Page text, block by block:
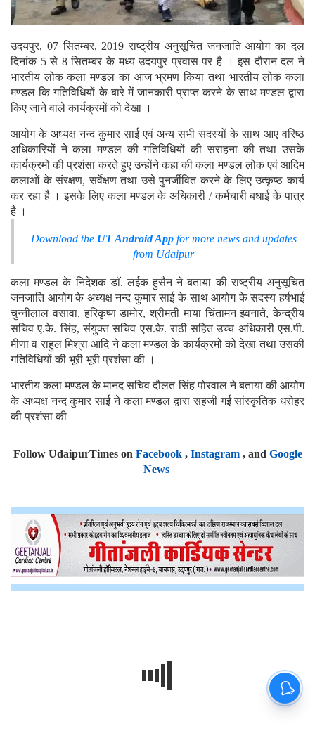
उदयपुर, 07 सितम्बर, 2019 राष्ट्रीय अनुसूचित जनजाति आयोग का दल
दिनांक 5 से 8 सितम्बर के मध्य उदयपुर प्रवास पर है । इस दौरान दल ने
भारतीय लोक कला मण्डल का आज भ्रमण किया तथा भारतीय लोक कला
मण्डल कि गतिविधियों के बारे में जानकारी प्राप्त करने के साथ मण्डल द्वारा
किए जाने वाले कार्यक्रमों को देखा ।
आयोग के अध्यक्ष नन्द कुमार साई एवं अन्य सभी सदस्यों के साथ आए वरिष्ठ
अधिकारियों ने कला मण्डल की गतिविधियों की सराहना की तथा उसके
कार्यक्रमों की प्रशंसा करते हुए उन्होंने कहा की कला मण्डल लोक एवं आदिम
कलाओं के संरक्षण, सर्वेक्षण तथा उसे पुनर्जीवित करने के लिए उत्कृष्ठ कार्य
कर रहा है । इसके लिए कला मण्डल के अधिकारी / कर्मचारी बधाई के पात्र
है ।
Download the UT Android Appfor more news and updates
from Udaipur
कला मण्डल के निदेशक डाॅ. लईक हुसैन ने बताया की राष्ट्रीय अनुसूचित
जनजाति आयोग के अध्यक्ष नन्द कुमार साई के साथ आयोग के सदस्य हर्षभाई
चुन्नीलाल वसावा, हरिकृष्ण डामोर, श्रीमती माया चिंतामन इवनाते, केन्द्रीय
सचिव ए.के. सिंह, संयुक्त सचिव एस.के. राठी सहित उच्च अधिकारी एस.पी.
मीणा व राहुल मिश्रा आदि ने कला मण्डल के कार्यक्रमों को देखा तथा उसकी
गतिविधियों की भूरी भूरी प्रशंसा की ।
भारतीय कला मण्डल के मानद सचिव दौलत सिंह पोरवाल ने बताया की आयोग
के अध्यक्ष नन्द कुमार साई ने कला मण्डल द्वारा सहजी गई सांस्कृतिक धरोहर
की प्रशंसा की
Follow UdaipurTimes on Facebook, Instagram, and Google
News